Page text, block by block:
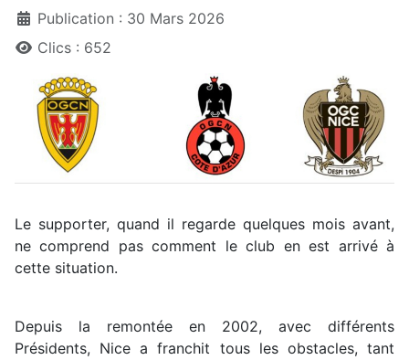
Publication : 30 Mars 2026
Clics : 652
Le supporter, quand il regarde quelques mois avant,
ne comprend pas comment le club en est arrivé à
cette situation.
Depuis la remontée en 2002, avec différents
Présidents, Nice a franchit tous les obstacles, tant